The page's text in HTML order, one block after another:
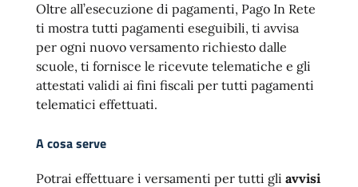
Oltre all’esecuzione di pagamenti, Pago In Rete
ti mostra tutti pagamenti eseguibili, ti avvisa
per ogni nuovo versamento richiesto dalle
scuole, ti fornisce le ricevute telematiche e gli
attestati validi ai fini fiscali per tutti pagamenti
telematici effettuati.
A cosa serve
Potrai effettuare i versamenti per tutti gli avvisi